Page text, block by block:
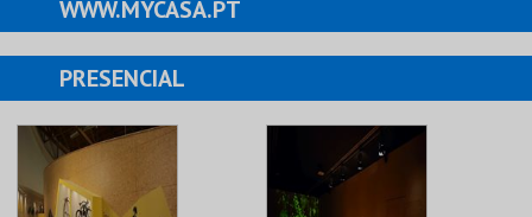
EVENTOS
CARTÕES
PRODUTOS
WWW.MYCASA.PT
PRESENCIAL